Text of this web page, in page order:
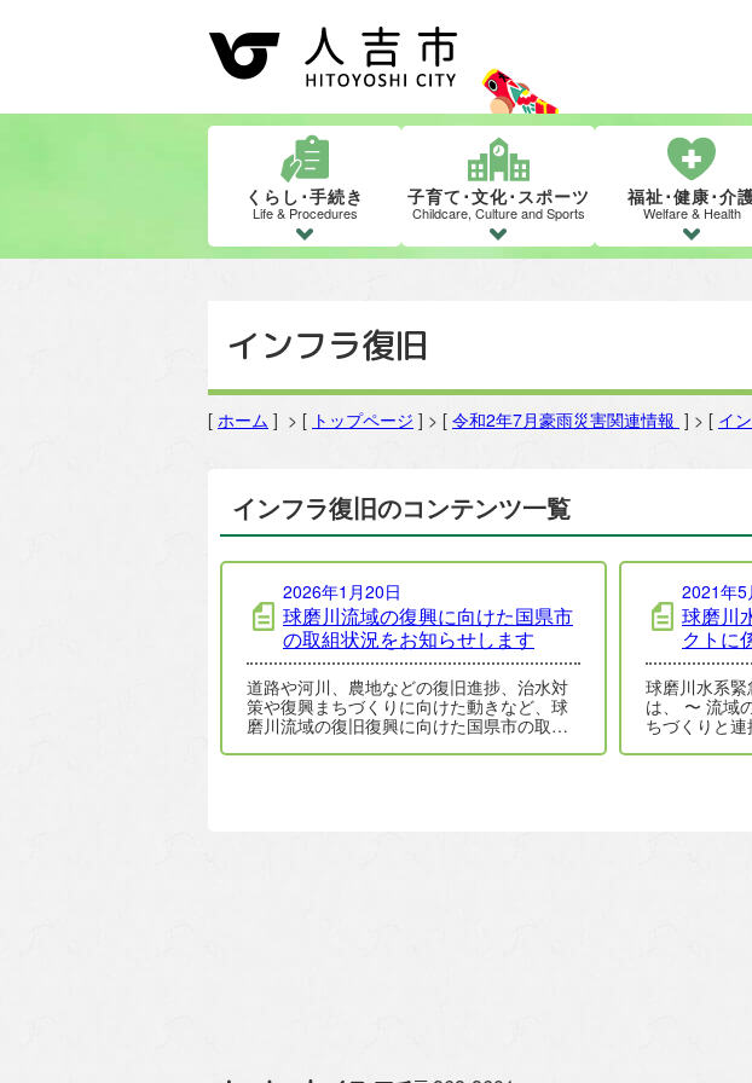
くらし･手続き
Life & Procedures
子育て･文化･スポーツ
Childcare, Culture and Sports
福祉･健康･介
Welfare & Health
インフラ復旧
[ ホーム ] > [ トップページ ] > [ 令和2年7月豪雨災害関連情報 ] > [ イ
インフラ復旧のコンテンツ一覧
2026年1月20日
球磨川流域の復興に向けた国県市
の取組状況をお知らせします
道路や河川、農地などの復旧進捗、治水対
策や復興まちづくりに向けた動きなど、球
磨川流域の復旧復興に向けた国県市の取組
…
2021年5
球磨川
クトに
球磨川水系
は、 〜 流域のあらゆる関係者が協働し、ま
ちづくりと連携